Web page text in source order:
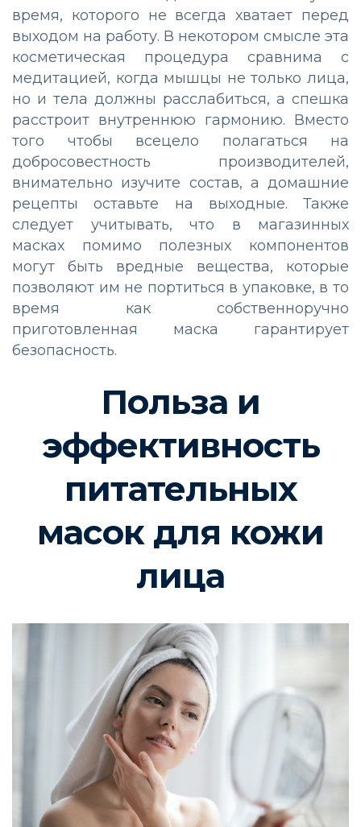
время, которого не всегда хватает перед
выходом на работу. В некотором смысле эта
косметическая процедура сравнима с
медитацией, когда мышцы не только лица,
но и тела должны расслабиться, а спешка
расстроит внутреннюю гармонию. Вместо
того чтобы всецело полагаться на
добросовестность производителей,
внимательно изучите состав, а домашние
рецепты оставьте на выходные. Также
следует учитывать, что в магазинных
масках помимо полезных компонентов
могут быть вредные вещества, которые
позволяют им не портиться в упаковке, в то
время как собственноручно
приготовленная маска гарантирует
безопасность.
Польза и
эффективность
питательных
масок для кожи
лица